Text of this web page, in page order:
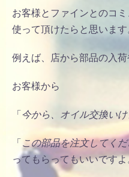
お客様とファインとのコ
使って頂けたらと思います
例えば、店から部品の入
お客様から
「 今から、オイル交換いけ
「 この部品を注文してくだ
ってもらってもいいです